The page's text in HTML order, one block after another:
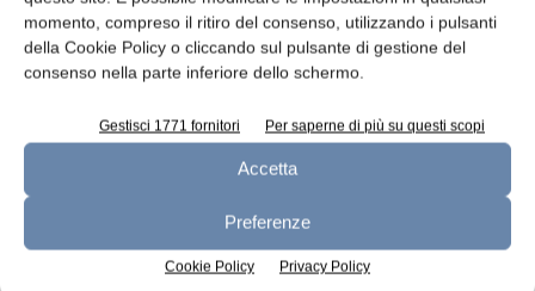
momento, compreso il ritiro del consenso, utilizzando i pulsanti
della Cookie Policy o cliccando sul pulsante di gestione del
consenso nella parte inferiore dello schermo.
Gestisci 1771 fornitori Per saperne di più su questi scopi
Accetta
Preferenze
Cookie Policy Privacy Policy
Per la marcatura
redazione 7 Luglio 2018